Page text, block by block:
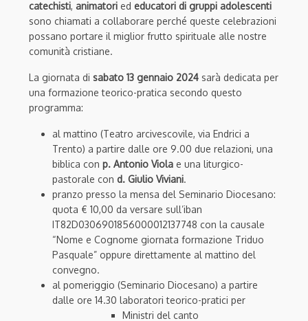
catechisti, animatori ed educatori di gruppi adolescenti
sono chiamati a collaborare perché queste celebrazioni
possano portare il miglior frutto spirituale alle nostre
comunità cristiane.
La giornata di sabato 13 gennaio 2024 sarà dedicata per
una formazione teorico-pratica secondo questo
programma:
al mattino (Teatro arcivescovile, via Endrici a
Trento) a partire dalle ore 9.00 due relazioni, una
biblica con p. Antonio Viola e una liturgico-
pastorale con d. Giulio Viviani.
pranzo presso la mensa del Seminario Diocesano:
quota € 10,00 da versare sull’iban
IT82D0306901856000012137748 con la causale
“Nome e Cognome giornata formazione Triduo
Pasquale” oppure direttamente al mattino del
convegno.
al pomeriggio (Seminario Diocesano) a partire
dalle ore 14.30 laboratori teorico-pratici per
Ministri del canto